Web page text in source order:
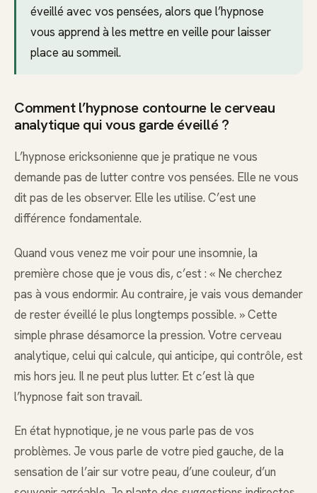
éveillé avec vos pensées, alors que l’hypnose
vous apprend à les mettre en veille pour laisser
place au sommeil.
Comment l’hypnose contourne le cerveau
analytique qui vous garde éveillé ?
L’hypnose ericksonienne que je pratique ne vous
demande pas de lutter contre vos pensées. Elle ne vous
dit pas de les observer. Elle les utilise. C’est une
différence fondamentale.
Quand vous venez me voir pour une insomnie, la
première chose que je vous dis, c’est : « Ne cherchez
pas à vous endormir. Au contraire, je vais vous demander
de rester éveillé le plus longtemps possible. » Cette
simple phrase désamorce la pression. Votre cerveau
analytique, celui qui calcule, qui anticipe, qui contrôle, est
mis hors jeu. Il ne peut plus lutter. Et c’est là que
l’hypnose fait son travail.
En état hypnotique, je ne vous parle pas de vos
problèmes. Je vous parle de votre pied gauche, de la
sensation de l’air sur votre peau, d’une couleur, d’un